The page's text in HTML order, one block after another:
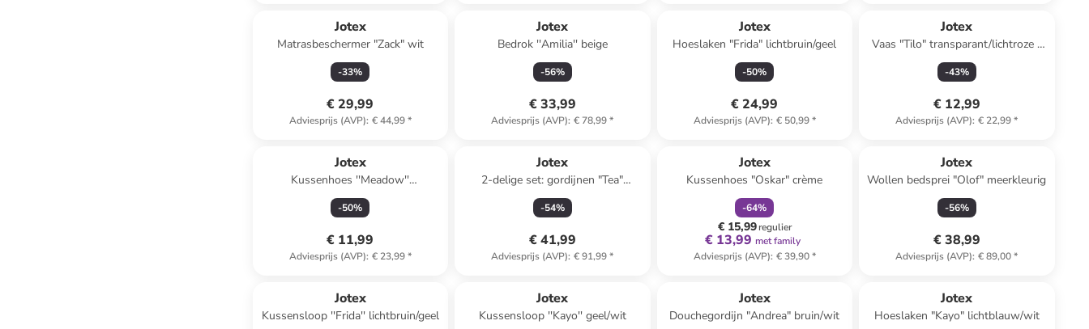
Jotex
Matrasbeschermer "Zack" wit
-33%
€ 29,99
Adviesprijs (AVP): € 44,99*
Jotex
Bedrok ''Amilia'' beige
-56%
€ 33,99
Adviesprijs (AVP): € 78,99*
Jotex
Hoeslaken "Frida" lichtbruin/geel
-50%
€ 24,99
Adviesprijs (AVP): € 50,99*
Jotex
Vaas "Tilo" transparant/lichtroze -
(H)18 x Ø 10 cm
-43%
€ 12,99
Adviesprijs (AVP): € 22,99*
Jotex
Kussenhoes ''Meadow''
crème/lichtblauw
-50%
€ 11,99
Adviesprijs (AVP): € 23,99*
Jotex
2-delige set: gordijnen "Tea"
lichtgrijs
-54%
€ 41,99
Adviesprijs (AVP): € 91,99*
Jotex
Kussenhoes "Oskar" crème
-64%
€ 15,99regulier
€ 13,99 met family
Adviesprijs (AVP): € 39,90*
Jotex
Wollen bedsprei "Olof" meerkleurig
-56%
€ 38,99
Adviesprijs (AVP): € 89,00*
Jotex
Kussensloop ''Frida'' lichtbruin/geel
Jotex
Kussensloop ''Kayo'' geel/wit
Jotex
Douchegordijn "Andrea" bruin/wit
Jotex
Hoeslaken "Kayo" lichtblauw/wit